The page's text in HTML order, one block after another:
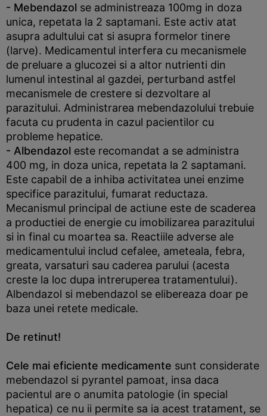
- Mebendazol se administreaza 100mg in doza
unica, repetata la 2 saptamani. Este activ atat
asupra adultului cat si asupra formelor tinere
(larve). Medicamentul interfera cu mecanismele
de preluare a glucozei si a altor nutrienti din
lumenul intestinal al gazdei, perturband astfel
mecanismele de crestere si dezvoltare al
parazitului. Administrarea mebendazolului trebuie
facuta cu prudenta in cazul pacientilor cu
probleme hepatice.
- Albendazol este recomandat a se administra
400 mg, in doza unica, repetata la 2 saptamani.
Este capabil de a inhiba activitatea unei enzime
specifice parazitului, fumarat reductaza.
Mecanismul principal de actiune este de scaderea
a productiei de energie cu imobilizarea parazitului
si in final cu moartea sa. Reactiile adverse ale
medicamentului includ cefalee, ameteala, febra,
greata, varsaturi sau caderea parului (acesta
creste la loc dupa intreruperea tratamentului).
Albendazol si mebendazol se elibereaza doar pe
baza unei retete medicale.
De retinut!
Cele mai eficiente medicamente sunt considerate
mebendazol si pyrantel pamoat, insa daca
pacientul are o anumita patologie (in special
hepatica) ce nu ii permite sa ia acest tratament, se